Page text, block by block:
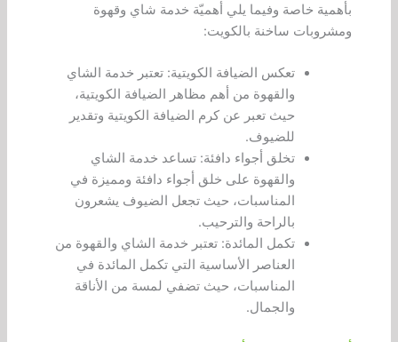
بأهمية خاصة وفيما يلي أهميّة خدمة شاي وقهوة
ومشروبات ساخنة بالكويت:
تعكس الضيافة الكويتية: تعتبر خدمة الشاي
والقهوة من أهم مظاهر الضيافة الكويتية،
حيث تعبر عن كرم الضيافة الكويتية وتقدير
للضيوف.
تخلق أجواء دافئة: تساعد خدمة الشاي
والقهوة على خلق أجواء دافئة ومميزة في
المناسبات، حيث تجعل الضيوف يشعرون
بالراحة والترحيب.
تكمل المائدة: تعتبر خدمة الشاي والقهوة من
العناصر الأساسية التي تكمل المائدة في
المناسبات، حيث تضفي لمسة من الأناقة
والجمال.